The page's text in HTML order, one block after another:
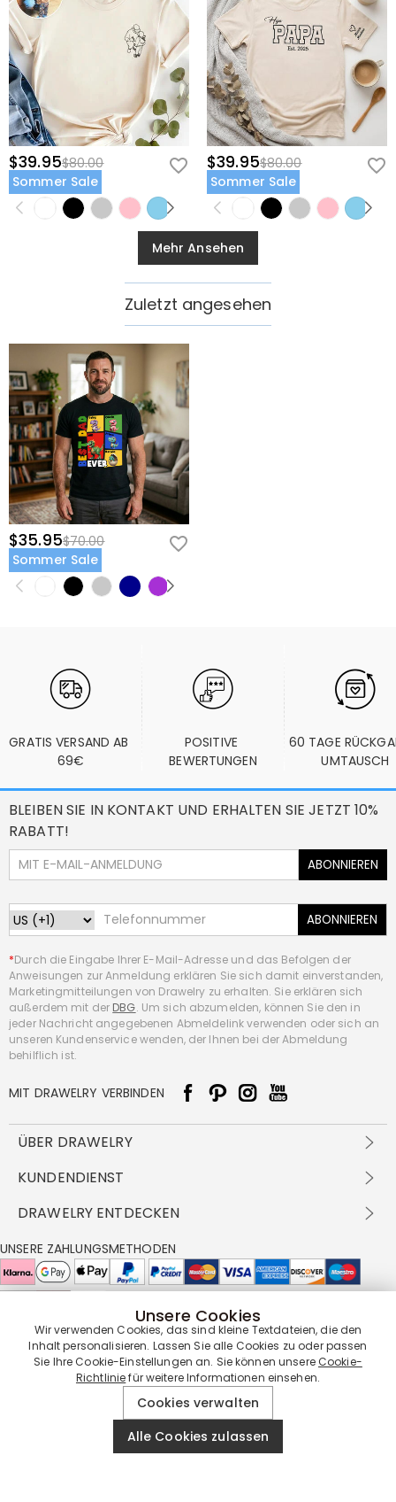
$39.95$80.00
Sommer Sale
$39.95$80.00
Sommer Sale
Mehr Ansehen
Zuletzt angesehen
$35.95$70.00
Sommer Sale
GRATIS VERSAND AB
69€
POSITIVE
BEWERTUNGEN
60 TAGE
UMTAUSCH
BLEIBEN SIE IN KONTAKT UND ERHALTEN SIE JETZT 10%
RABATT!
ABONNIEREN
ABONNIEREN
*Durch die Eingabe Ihrer E-Mail-Adresse und das Befolgen der
Anweisungen zur Anmeldung erklären Sie sich damit einverstanden,
Marketingmitteilungen von Drawelry zu erhalten. Sie erklären sich
außerdem mit der DBG. Um sich abzumelden, können Sie den in
jeder Nachricht angegebenen Abmeldelink verwenden oder sich an
unseren Kundenservice wenden, der Ihnen bei der Abmeldung
behilflich ist.
MIT DRAWELRY VERBINDEN
ÜBER DRAWELRY
Über Uns
DBG
FAQ
Cookie-Richtlinie
KUNDENDIENST
Versandbedingungen
Rückgabe & Umtausch
Pflegehinweis
DRAWELRY ENTDECKEN
Großhandelsangebot
Drawelry Prime
Bonusprogramm
UNSERE ZAHLUNGSMETHODEN
UNSERE LIEFERPARTNER
UNSERE SERVICEGARANTIE
© 2019 - 2026DrawelryWebsite All Rights Reserved.
Unsere Cookies
Wir verwenden Cookies, das sind kleine Textdateien, die den
Inhalt personalisieren. Lassen Sie alle Cookies zu oder passen
Sie Ihre Cookie-Einstellungen an. Sie können unsereCookie-
Richtliniefür weitere Informationen einsehen.
Cookies verwalten
Alle Cookies zulassen